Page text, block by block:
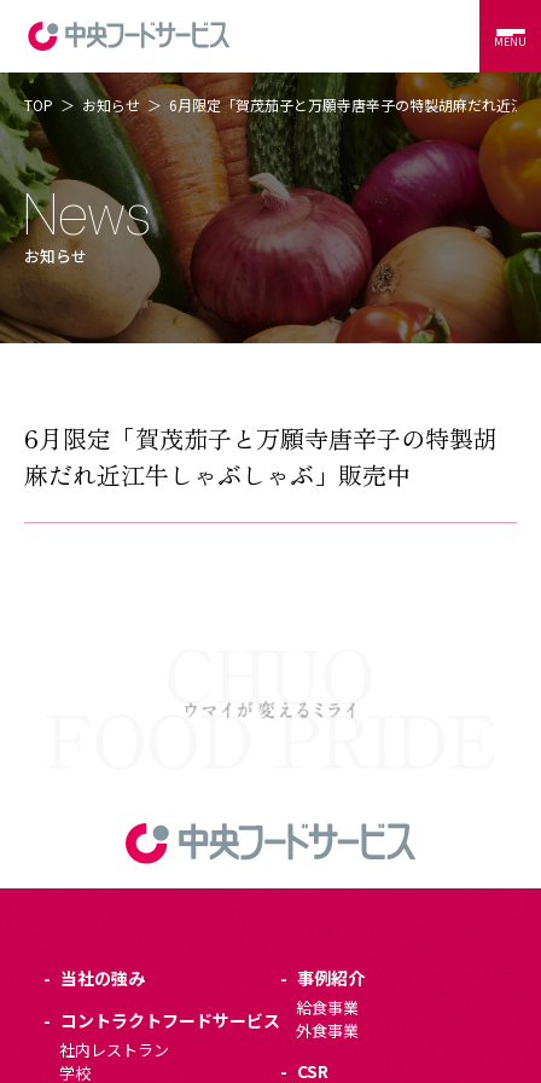
当社の強み
コントラクトフードサービス
外食サービス
事例紹介
会社概要
CSR
MENU
TOP お知らせ 6月限定「賀茂茄子と万願寺唐辛子の特製胡麻だれ近江
お知らせ
6月限定「賀茂茄子と万願寺唐辛子の特製胡
麻だれ近江牛しゃぶしゃぶ」販売中
当社の強み
コントラクトフードサービス
社内レストラン
学校
事例紹介
給食事業
外食事業
CSR